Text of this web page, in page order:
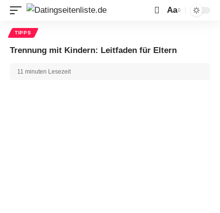
Aa
TIPPS
Trennung mit Kindern: Leitfaden für Eltern
11 minuten Lesezeit